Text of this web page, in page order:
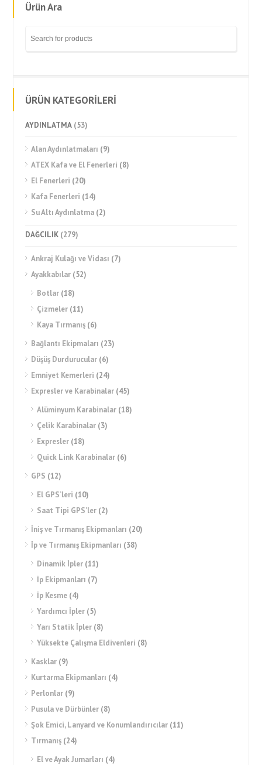
Ürün Ara
ÜRÜN KATEGORİLERİ
AYDINLATMA (53)
Alan Aydınlatmaları (9)
ATEX Kafa ve El Fenerleri (8)
El Fenerleri (20)
Kafa Fenerleri (14)
Su Altı Aydınlatma (2)
DAĞCILIK (279)
Ankraj Kulağı ve Vidası (7)
Ayakkabılar (52)
Botlar (18)
Çizmeler (11)
Kaya Tırmanış (6)
Bağlantı Ekipmaları (23)
Düşüş Durdurucular (6)
Emniyet Kemerleri (24)
Expresler ve Karabinalar (45)
Alüminyum Karabinalar (18)
Çelik Karabinalar (3)
Expresler (18)
Quick Link Karabinalar (6)
GPS (12)
El GPS’leri (10)
Saat Tipi GPS’ler (2)
İniş ve Tırmanış Ekipmanları (20)
İp ve Tırmanış Ekipmanları (38)
Dinamik İpler (11)
İp Ekipmanları (7)
İp Kesme (4)
Yardımcı İpler (5)
Yarı Statik İpler (8)
Yüksekte Çalışma Eldivenleri (8)
Kasklar (9)
Kurtarma Ekipmanları (4)
Perlonlar (9)
Pusula ve Dürbünler (8)
Şok Emici, Lanyard ve Konumlandırıcılar (11)
Tırmanış (24)
El ve Ayak Jumarları (4)